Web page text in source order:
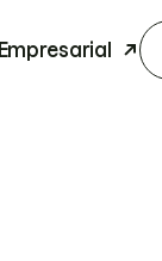
Empresarial